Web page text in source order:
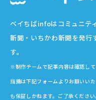
ベイちばinfoはコミュニテ
新聞・いちかわ新聞を発行
す。
※制作チームで記事内容は確認し
指摘は下記フォームよりお願いい
も保証しかねます。ご了承ください